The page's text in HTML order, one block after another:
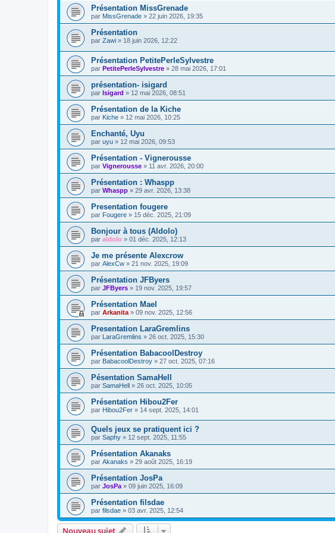
Présentation MissGrenade
par MissGrenade » 22 juin 2026, 19:35
Présentation
par Zawi » 18 juin 2026, 12:22
Présentation PetitePerleSylvestre
par PetitePerleSylvestre » 28 mai 2026, 17:01
présentation- isigard
par Isigard » 12 mai 2026, 08:51
Présentation de la Kiche
par Kiche » 12 mai 2026, 10:25
Enchanté, Uyu
par uyu » 12 mai 2026, 09:53
Présentation - Vignerousse
par Vignerousse » 11 avr. 2026, 20:00
Présentation : Whaspp
par Whaspp » 29 avr. 2026, 13:38
Presentation fougere
par Fougere » 15 déc. 2025, 21:09
Bonjour à tous (Aldolo)
par aldolo » 01 déc. 2025, 12:13
Je me présente Alexcrow
par AlexCw » 21 nov. 2025, 19:09
Présentation JFByers
par JFByers » 19 nov. 2025, 19:57
Présentation Mael
par Arkanita » 09 nov. 2025, 12:56
Presentation LaraGremlins
par LaraGremlins » 26 oct. 2025, 15:30
Présentation BabacoolDestroy
par BabacoolDestroy » 27 oct. 2025, 07:16
Pésentation SamaHell
par SamaHell » 26 oct. 2025, 10:05
Présentation Hibou2Fer
par Hibou2Fer » 14 sept. 2025, 14:01
Quels jeux se pratiquent ici ?
par Saphy » 12 sept. 2025, 11:55
Présentation Akanaks
par Akanaks » 29 août 2025, 16:19
Présentation JosPa
par JosPa» 09 juin 2025, 16:09
Présentation filsdae
par filsdae » 03 avr. 2025, 12:54